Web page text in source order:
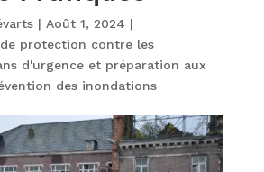
| Août 1, 2024 |
protection contre les
d'urgence et préparation aux
des inondations